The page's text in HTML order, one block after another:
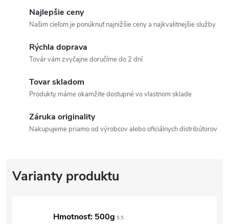
Najlepšie ceny
Našim cieľom je ponúknuť najnižšie ceny a najkvalitnejšie služby
Rýchla doprava
Továr vám zvyčajne doručíme do 2 dní
Tovar skladom
Produkty máme okamžite dostupné vo vlastnom sklade
Záruka originality
Nakupujeme priamo od výrobcov alebo oficiálnych distribútorov
Hmotnosť: 500g 5.5